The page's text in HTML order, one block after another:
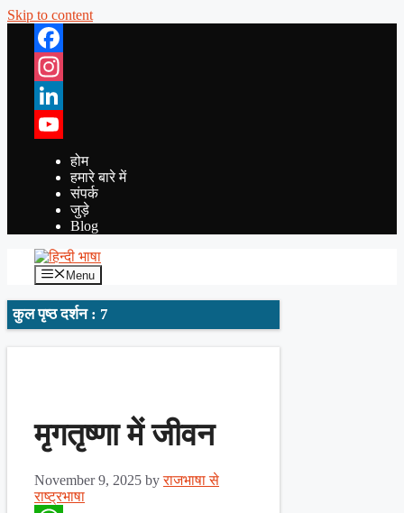
Skip to content
Facebook
Instagram
LinkedIn
YouTube
होम
हमारे बारे में
संपर्क
जुड़े
Blog
Menu
कुल पृष्ठ दर्शन : 7
मृगतृष्णा में जीवन
November 9, 2025 byराजभाषा से
राष्ट्रभाषा